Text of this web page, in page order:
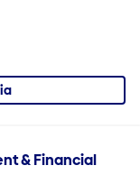
& Financial